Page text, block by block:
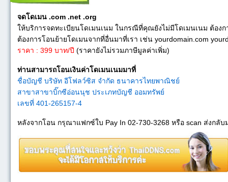
จดโดเมน .com .net .org
ให้บริการจดทะเบียนโดเมนเนม ในกรณีที่คุณยังไม่มีโดเมนเนม ต้องก
ต้องการโอนย้ายโดเมนจากที่อื่นมาที่เรา เช่น yourdomain.com
ราคา : 399 บาท/ปี (ราคายังไม่รวมภาษีมูลค่าเพิ่ม)
ท่านสามารถโอนเงินค่าโดเมนเนมมาที่
ชื่อบัญชี บริษัท อีโฟลว์ซิส จำกัด ธนาคารไทยพาณิชย์
สาขาสาขาบิ๊กซีอ่อนนุช ประเภทบัญชี ออมทรัพย์
เลขที่ 401-265157-4
หลังจากโอน กรุณาแฟกซ์ใบ Pay In 02-730-3268 หรือ scan ส่งกลั